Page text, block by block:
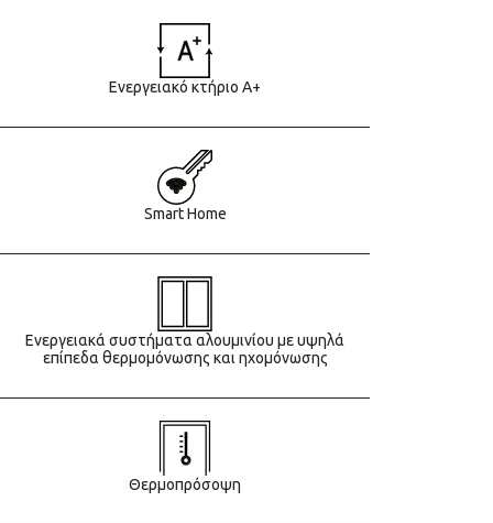
Ενεργειακό κτήριο Α+
Smart Home
Ενεργειακά συστήματα αλουμινίου με υψηλά
επίπεδα θερμομόνωσης και ηχομόνωσης
Θερμοπρόσοψη